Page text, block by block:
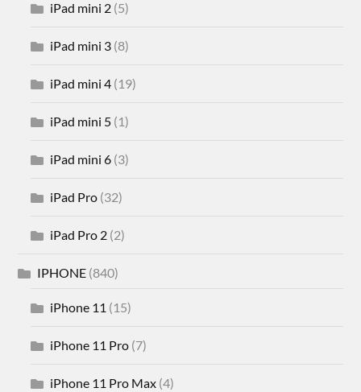
iPad mini 2 (5)
iPad mini 3 (8)
iPad mini 4 (19)
iPad mini 5 (1)
iPad mini 6 (3)
iPad Pro (32)
iPad Pro 2 (2)
IPHONE (840)
iPhone 11 (15)
iPhone 11 Pro (7)
iPhone 11 Pro Max (4)